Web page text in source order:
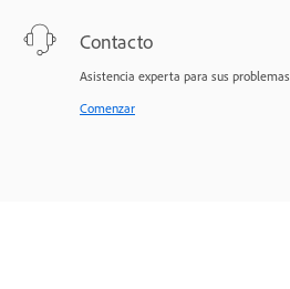
Contacto
Asistencia experta para sus problemas.
Comenzar